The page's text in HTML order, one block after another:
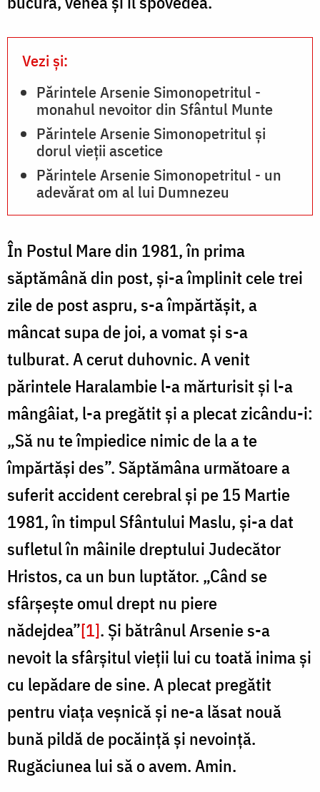
Vezi și:
Părintele Arsenie Simonopetritul -
monahul nevoitor din Sfântul Munte
Părintele Arsenie Simonopetritul şi
dorul vieții ascetice
Părintele Arsenie Simonopetritul - un
adevărat om al lui Dumnezeu
În Postul Mare din 1981, în prima
săptămână din post, și-a împlinit cele trei
zile de post aspru, s-a împărtășit, a
mâncat supa de joi, a vomat și s-a
tulburat. A cerut duhovnic. A venit
părintele Haralambie l-a mărturisit și l-a
mângâiat, l-a pregătit și a plecat zicându-i:
„Să nu te împiedice nimic de la a te
împărtăși des”. Săptămâna următoare a
suferit accident cerebral și pe 15 Martie
1981, în timpul Sfântului Maslu, și-a dat
sufletul în mâinile dreptului Judecător
Hristos, ca un bun luptător. „Când se
sfârșește omul drept nu piere
nădejdea”[1]. Și bătrânul Arsenie s-a
nevoit la sfârșitul vieții lui cu toată inima și
cu lepădare de sine. A plecat pregătit
pentru viața veșnică și ne-a lăsat nouă
bună pildă de pocăință și nevoință.
Rugăciunea lui să o avem. Amin.